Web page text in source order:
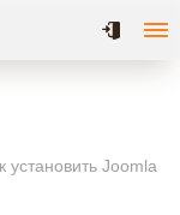
Joomla